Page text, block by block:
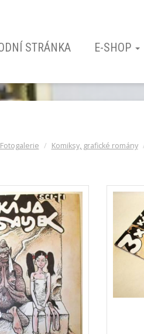
STRÁNKA E-SHOP
Fotogalerie Komiksy, grafické romány